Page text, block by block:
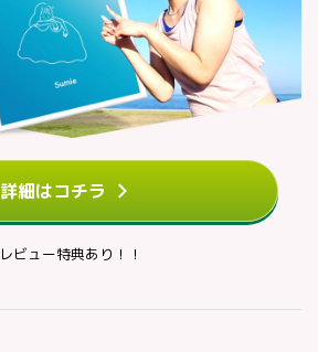
詳細はコチラ
レビュー特典あり！！